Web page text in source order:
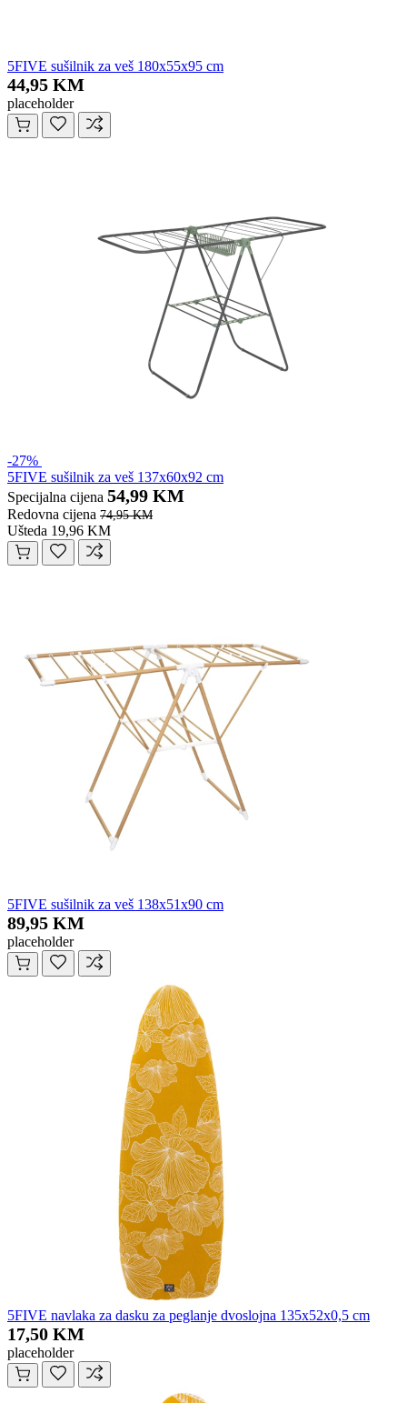
5FIVE sušilnik za veš 180x55x95 cm
44,95 KM
placeholder
-27%
5FIVE sušilnik za veš 137x60x92 cm
Specijalna cijena 54,99 KM
Redovna cijena 74,95 KM
Ušteda 19,96 KM
5FIVE sušilnik za veš 138x51x90 cm
89,95 KM
placeholder
5FIVE navlaka za dasku za peglanje dvoslojna 135x52x0,5 cm
17,50 KM
placeholder